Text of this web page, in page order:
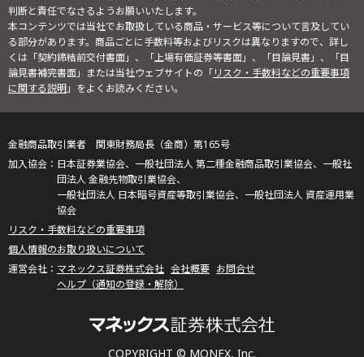
判断と責任でなさるようお願いいたします。
本コンテンツでは当社でお取扱している商品・サービス等について言及してい
る部分があります。商品ごとに手数料等およびリスクは異なりますので、詳し
くは「契約締結前交付書面」、「上場有価証券等書面」、「目論見書」、「目
論見書補完書面」または当社ウェブサイトの「リスク・手数料などの重要事項
に関する説明」をよくお読みください。
COPYRIGHT © MONEX, Inc.
金融商品取引業者 関東財務局長（金商）第165号
日本証券業協会、一般社団法人 第二種金融商品取引業協会、一般社
団法人 金融先物取引業協会、
一般社団法人 日本暗号資産等取引業協会、一般社団法人 資産運用業
協会
リスク・手数料などの重要事項
個人情報のお取り扱いについて
マネックス証券株式会社 会社概要 お問合せ
ヘルプ（通知の登録・解除）